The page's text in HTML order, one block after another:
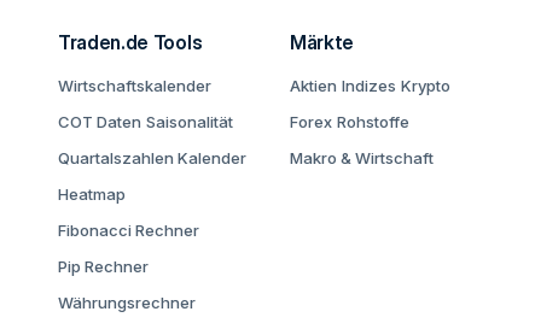
Traden.de Tools
Wirtschaftskalender
COT Daten Saisonalität
Quartalszahlen Kalender
Heatmap
Fibonacci Rechner
Pip Rechner
Währungsrechner
Märkte
Aktien Indizes Krypto
Forex Rohstoffe
Makro & Wirtschaft